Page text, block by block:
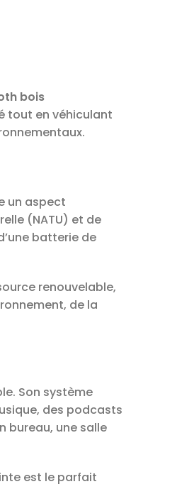
bois
tout en véhiculant
un aspect
(NATU) et de
batterie de
renouvelable,
de la
Son système
des podcasts
bureau, une salle
est le parfait